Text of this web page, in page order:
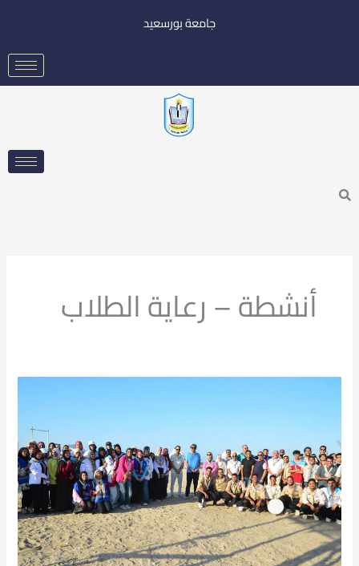
جامعة بورسعيد
Search
أنشطة – رعاية الطلاب
بورسعيد
يشيد
بدعم
محافظ